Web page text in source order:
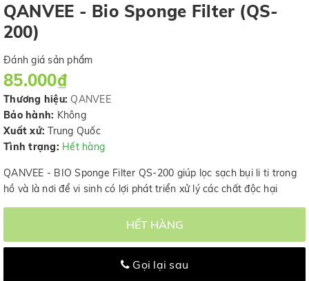
QANVEE - Bio Sponge Filter (QS-
200)
Đánh giá sản phẩm
85.000₫
Thương hiệu: QANVEE
Bảo hành: Không
Xuất xứ: Trung Quốc
Tình trạng: Hết hàng
QANVEE - BIO Sponge Filter QS-200 giúp lọc sạch bụi li ti trong
hồ và là nơi để vi sinh có lợi phát triển xử lý các chất độc hại
HẾT HÀNG
Gọi lại sau